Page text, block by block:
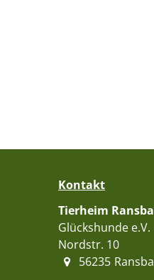
Kontakt
Tierheim
Glückshunde e.V.
Nordstr. 10
56235